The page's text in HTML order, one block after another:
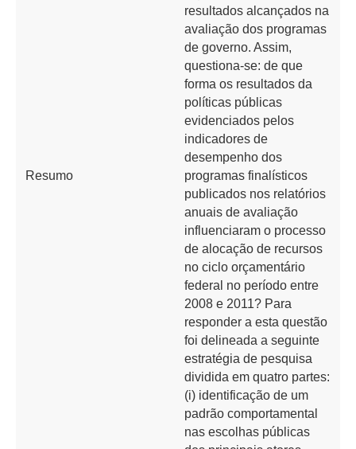
Resumo
resultados alcançados na
avaliação dos programas
de governo. Assim,
questiona-se: de que
forma os resultados da
políticas públicas
evidenciados pelos
indicadores de
desempenho dos
programas finalísticos
publicados nos relatórios
anuais de avaliação
influenciaram o processo
de alocação de recursos
no ciclo orçamentário
federal no período entre
2008 e 2011? Para
responder a esta questão
foi delineada a seguinte
estratégia de pesquisa
dividida em quatro partes:
(i) identificação de um
padrão comportamental
nas escolhas públicas